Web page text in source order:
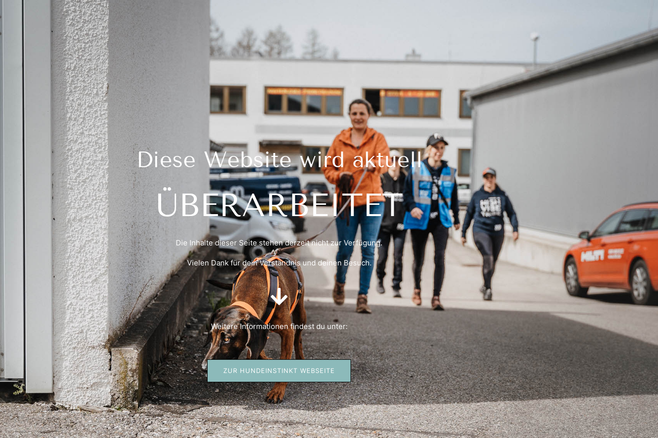
Diese Website wird aktuell
ÜBERARBEITET
Die Inhalte dieser Seite stehen derzeit nicht zur Verfügung.
Vielen Dank für dein Verständnis und deinen Besuch.
Weitere Informationen findest du unter:
ZUR HUNDEINSTINKT WEBSEITE